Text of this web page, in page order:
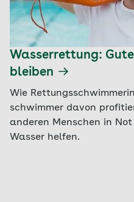
Wasserrettung:
bleiben
Wie
schwimmer davon
anderen Menschen in
Wasser helfen.